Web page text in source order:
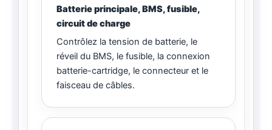
Batterie principale, BMS, fusible,
circuit de charge
Contrôlez la tension de batterie, le
réveil du BMS, le fusible, la connexion
batterie-cartridge, le connecteur et le
faisceau de câbles.